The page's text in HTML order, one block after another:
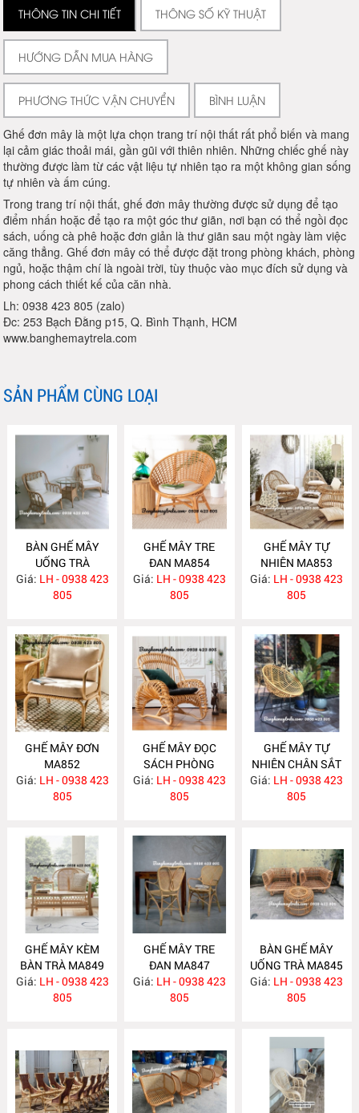
THÔNG TIN CHI TIẾT THÔNG SỐ KỸ THUẬT
HƯỚNG DẪN MUA HÀNG
PHƯƠNG THỨC VẬN CHUYỂN BÌNH LUẬN
Ghế đơn mây là một lựa chọn trang trí nội thất rất phổ biến và mang
lại cảm giác thoải mái, gần gũi với thiên nhiên. Những chiếc ghế này
thường được làm từ các vật liệu tự nhiên tạo ra một không gian sống
tự nhiên và ấm cúng.
Trong trang trí nội thất, ghế đơn mây thường được sử dụng để tạo
điểm nhấn hoặc để tạo ra một góc thư giãn, nơi bạn có thể ngồi đọc
sách, uống cà phê hoặc đơn giản là thư giãn sau một ngày làm việc
căng thẳng. Ghế đơn mây có thể được đặt trong phòng khách, phòng
ngủ, hoặc thậm chí là ngoài trời, tùy thuộc vào mục đích sử dụng và
phong cách thiết kế của căn nhà.
Lh: 0938 423 805 (zalo)
Đc: 253 Bạch Đằng p15, Q. Bình Thạnh, HCM
www.banghemaytrela.com
SẢN PHẨM CÙNG LOẠI
BÀN GHẾ MÂY
UỐNG TRÀ
PHÒNG NGỦ
MA855
Giá: LH - 0938 423
805
GHẾ MÂY TRE
ĐAN MA854
Giá: LH - 0938 423
805
GHẾ MÂY TỰ
NHIÊN MA853
Giá: LH - 0938 423
805
GHẾ MÂY ĐƠN
MA852
Giá: LH - 0938 423
805
GHẾ MÂY ĐỌC
SÁCH PHÒNG
NGỦ MA851
Giá: LH - 0938 423
805
GHẾ MÂY TỰ
NHIÊN CHÂN SẮT
MA850
Giá: LH - 0938 423
805
GHẾ MÂY KÈM
BÀN TRÀ MA849
Giá: LH - 0938 423
805
GHẾ MÂY TRE
ĐAN MA847
Giá: LH - 0938 423
805
BÀN GHẾ MÂY
UỐNG TRÀ MA845
Giá: LH - 0938 423
805